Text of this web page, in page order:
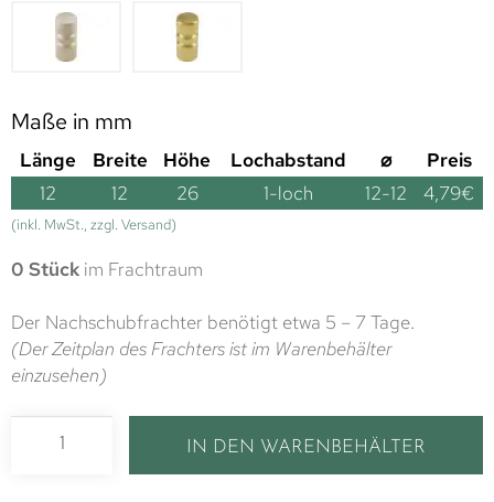
Maße in mm
Länge Breite Höhe Lochabstand ⌀
Preis
12
12 26 1-loch 12-12 4,79€
(inkl. MwSt., zzgl. Versand)
0 Stück im Frachtraum
Der Nachschubfrachter benötigt etwa 5 – 7 Tage.
(Der Zeitplan des Frachters ist im Warenbehälter
einzusehen)
IN DEN WARENBEHÄLTER